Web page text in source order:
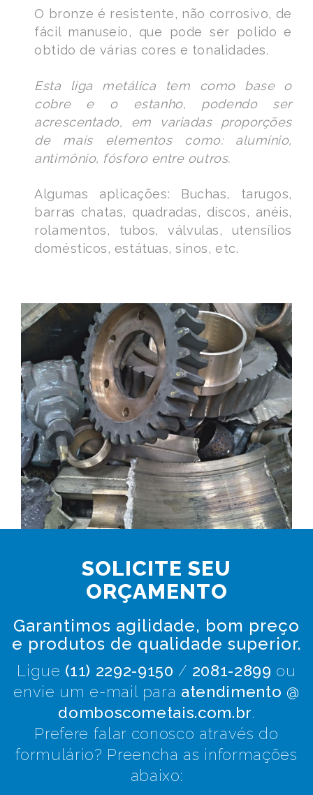
O bronze é resistente, não corrosivo, de
fácil manuseio, que pode ser polido e
obtido de várias cores e tonalidades.
Esta liga metálica tem como base o
cobre e o estanho, podendo ser
acrescentado, em variadas proporções
de mais elementos como: alumínio,
antimônio, fósforo entre outros.
Algumas aplicações: Buchas, tarugos,
barras chatas, quadradas, discos, anéis,
rolamentos, tubos, válvulas, utensílios
domésticos, estátuas, sinos, etc.
SOLICITE SEU
ORÇAMENTO
Garantimos agilidade, bom preço
e produtos de qualidade superior.
Ligue (11) 2292-9150 / 2081-2899 ou
envie um e-mail para atendimento @
domboscometais.com.br.
Prefere falar conosco através do
formulário? Preencha as informações
abaixo: